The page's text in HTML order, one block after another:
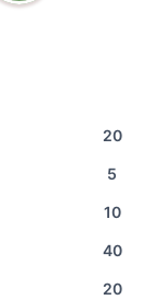
20
5
10
40
20